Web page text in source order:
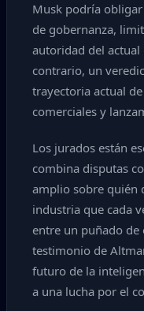
Musk podría
de gobernanza,
autoridad del
contrario, un
trayectoria actual
comerciales y
Los jurados están
combina disputas
amplio sobre quién
industria que cada
entre un puñado de
testimonio de
futuro de la
a una lucha por el